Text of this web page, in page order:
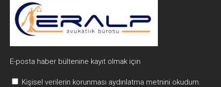
E-posta haber bültenine kayıt olmak için
Kişisel verilerin korunması aydınlatma metnini okudum.